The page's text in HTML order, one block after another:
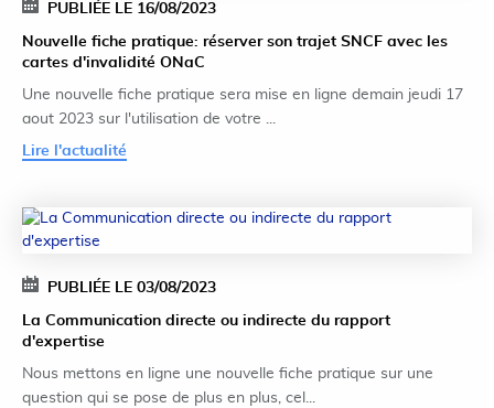
PUBLIÉE LE 16/08/2023
Nouvelle fiche pratique: réserver son trajet SNCF avec les
cartes d'invalidité ONaC
Une nouvelle fiche pratique sera mise en ligne demain jeudi 17
aout 2023 sur l'utilisation de votre ...
Lire l'actualité
PUBLIÉE LE 03/08/2023
La Communication directe ou indirecte du rapport
d'expertise
Nous mettons en ligne une nouvelle fiche pratique sur une
question qui se pose de plus en plus, cel...